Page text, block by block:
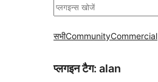
खोजें
सभीCommunityCommercial
प्लगइन टैग: alan